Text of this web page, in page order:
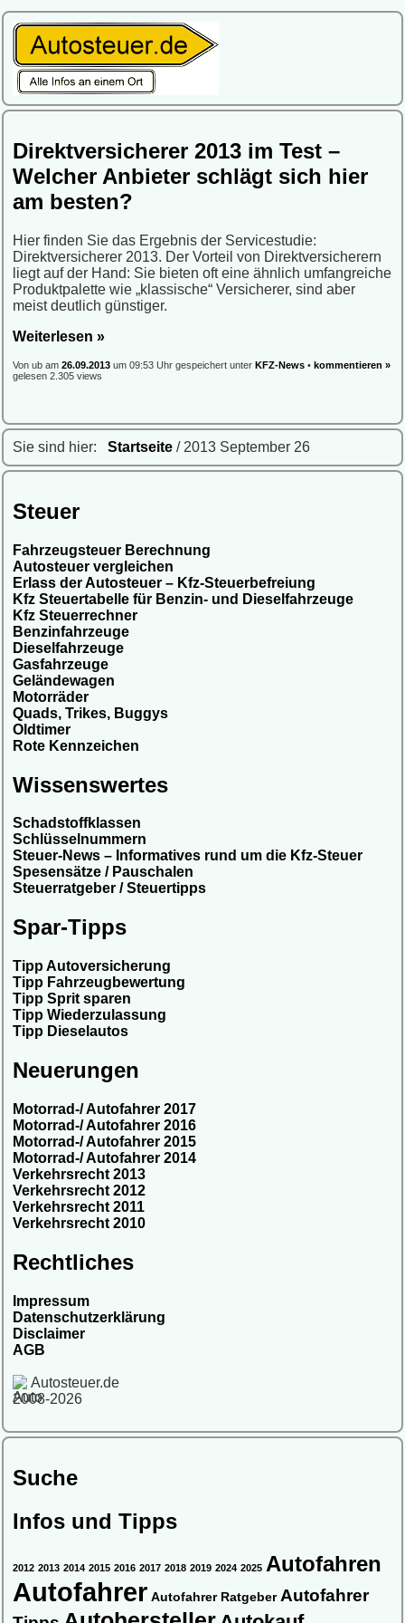
Sie sind hier: Startseite / 2013 September 26
Steuer
Fahrzeugsteuer Berechnung
Autosteuer vergleichen
Erlass der Autosteuer – Kfz-Steuerbefreiung
Kfz Steuertabelle für Benzin- und Dieselfahrzeuge
Kfz Steuerrechner
Benzinfahrzeuge
Dieselfahrzeuge
Gasfahrzeuge
Geländewagen
Motorräder
Quads, Trikes, Buggys
Oldtimer
Rote Kennzeichen
Wissenswertes
Schadstoffklassen
Schlüsselnummern
Steuer-News – Informatives rund um die Kfz-Steuer
Spesensätze / Pauschalen
Steuerratgeber / Steuertipps
Spar-Tipps
Tipp Autoversicherung
Tipp Fahrzeugbewertung
Tipp Sprit sparen
Tipp Wiederzulassung
Tipp Dieselautos
Neuerungen
Motorrad-/ Autofahrer 2017
Motorrad-/ Autofahrer 2016
Motorrad-/ Autofahrer 2015
Motorrad-/ Autofahrer 2014
Verkehrsrecht 2013
Verkehrsrecht 2012
Verkehrsrecht 2011
Verkehrsrecht 2010
Rechtliches
Impressum
Datenschutzerklärung
Disclaimer
AGB
Autosteuer.de
2008-2026
Direktversicherer 2013 im Test –
Welcher Anbieter schlägt sich hier
am besten?
Hier finden Sie das Ergebnis der Servicestudie:
Direktversicherer 2013. Der Vorteil von Direktversicherern
liegt auf der Hand: Sie bieten oft eine ähnlich umfangreiche
Produktpalette wie „klassische“ Versicherer, sind aber
meist deutlich günstiger.
Weiterlesen »
Von ub am 26.09.2013 um 09:53 Uhr gespeichert unter KFZ-News • kommentieren »
gelesen 2.305 views
Suche
Infos und Tipps
2012 2013 2014 2015 2016 2017 2018 2019 2024 2025 Autofahren
Autofahrer Autofahrer Ratgeber Autofahrer